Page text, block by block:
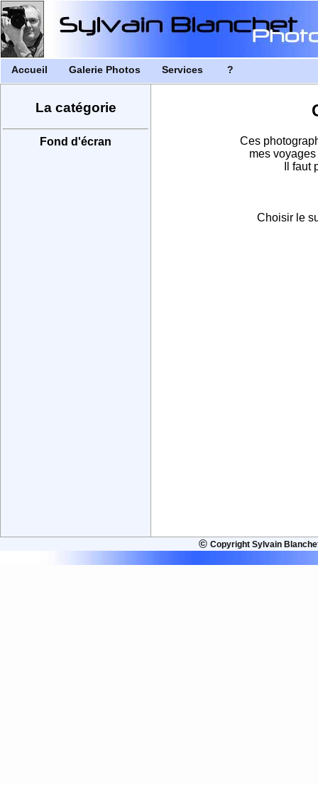
Accueil Galerie Photos Services ?
La catégorie
Fond d'écran
Ces
mes
Il
Choisir le
© Copyright Sylvain